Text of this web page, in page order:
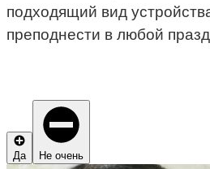
подходящий вид
преподнести в любой
Да Не очень